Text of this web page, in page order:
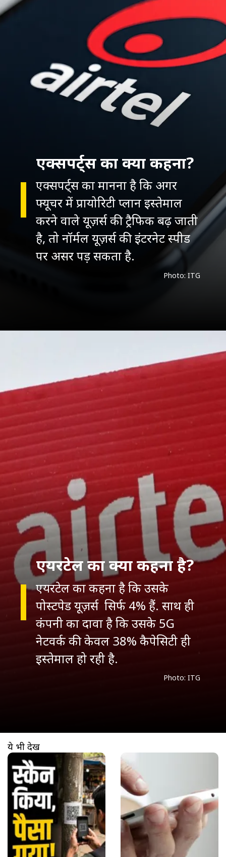
एक्सपर्ट्स का क्या कहना?
एक्सपर्ट्सका मानना है कि अगर
फ्यूचर में प्रायोरिटी प्लान इस्तेमाल
करने वाले यूज़र्स की ट्रैफिक बढ़ जाती
है, तो नॉर्मल यूज़र्स की इंटरनेट स्पीड
पर असर पड़ सकता है.
Photo: ITG
एयरटेल का क्या कहना है?
एयरटेल का कहना है कि उसके
पोस्टपेड यूज़र्स सिर्फ 4% हैं. साथ ही
कंपनी का दावा है कि उसके 5G
नेटवर्क की केवल 38% कैपेसिटी ही
इस्तेमाल हो रही है.
Photo: ITG
खुल रहा है
ये भी देखें